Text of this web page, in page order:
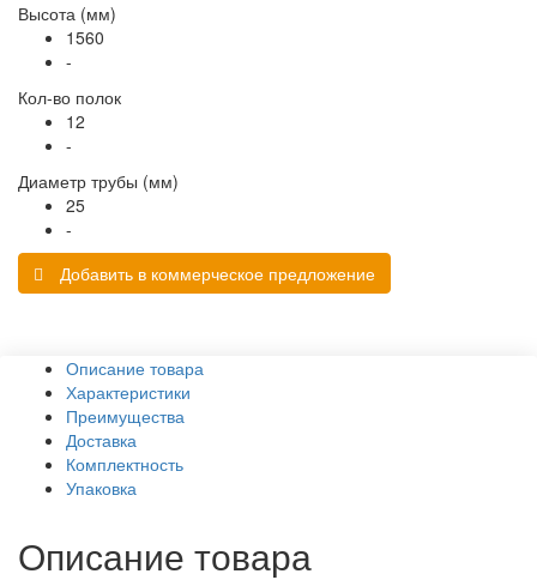
Высота (мм)
1560
-
Кол-во полок
12
-
Диаметр трубы (мм)
25
-
Добавить в коммерческое предложение
Описание товара
Характеристики
Преимущества
Доставка
Комплектность
Упаковка
Описание товара